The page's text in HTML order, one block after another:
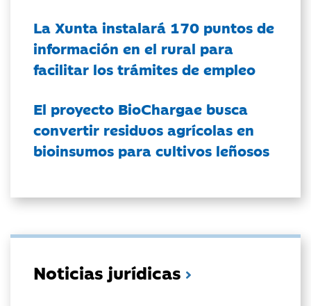
La Xunta instalará 170 puntos de
información en el rural para
facilitar los trámites de empleo
El proyecto BioChargae busca
convertir residuos agrícolas en
bioinsumos para cultivos leñosos
Noticias jurídicas